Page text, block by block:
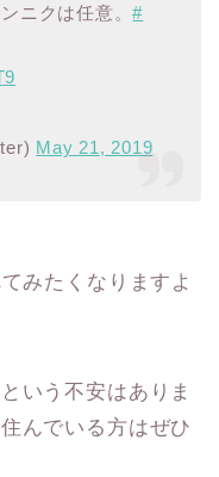
ニクは任意。#
May 21, 2019
みたくなりますよ
いう不安はありま
んでいる方はぜひ